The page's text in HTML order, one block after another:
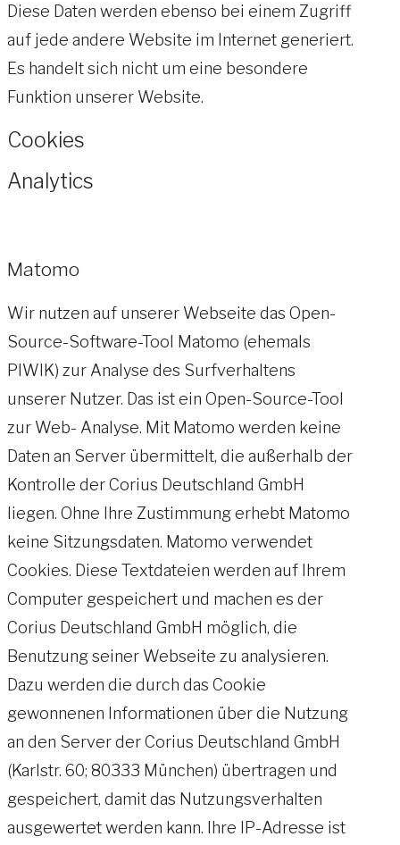
Diese Daten werden ebenso bei einem Zugriff
auf jede andere Website im Internet generiert.
Es handelt sich nicht um eine besondere
Funktion unserer Website.
Cookies
Analytics
Matomo
Wir nutzen auf unserer Webseite das Open-
Source-Software-Tool Matomo (ehemals
PIWIK) zur Analyse des Surfverhaltens
unserer Nutzer. Das ist ein Open-Source-Tool
zur Web- Analyse. Mit Matomo werden keine
Daten an Server übermittelt, die außerhalb der
Kontrolle der Corius Deutschland GmbH
liegen. Ohne Ihre Zustimmung erhebt Matomo
keine Sitzungsdaten. Matomo verwendet
Cookies. Diese Textdateien werden auf Ihrem
Computer gespeichert und machen es der
Corius Deutschland GmbH möglich, die
Benutzung seiner Webseite zu analysieren.
Dazu werden die durch das Cookie
gewonnenen Informationen über die Nutzung
an den Server der Corius Deutschland GmbH
(Karlstr. 60; 80333 München) übertragen und
gespeichert, damit das Nutzungsverhalten
ausgewertet werden kann. Ihre IP-Adresse ist